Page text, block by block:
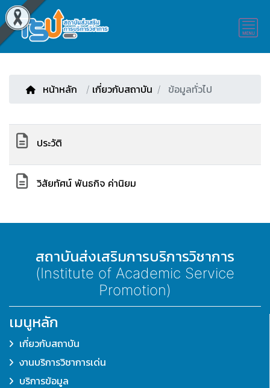
หน้าหลัก / เกี่ยวกับสถาบัน ข้อมูลทั่วไป
ประวัติ
วิสัยทัศน์ พันธกิจ ค่านิยม
สถาบันส่งเสริมการบริการวิชาการ
(Institute of Academic Service
Promotion)
เมนูหลัก
เกี่ยวกับสถาบัน
งานบริการวิชาการเด่น
บริการข้อมูล